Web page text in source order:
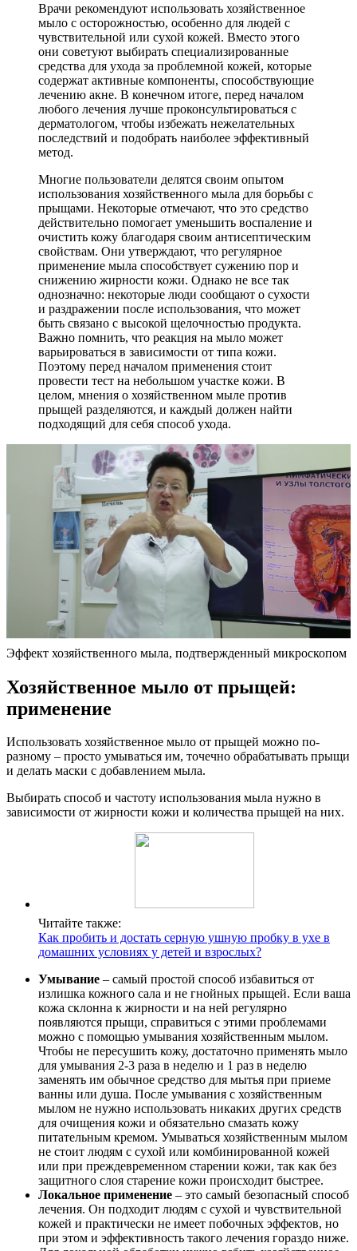
Врачи рекомендуют использовать хозяйственное
мыло с осторожностью, особенно для людей с
чувствительной или сухой кожей. Вместо этого
они советуют выбирать специализированные
средства для ухода за проблемной кожей, которые
содержат активные компоненты, способствующие
лечению акне. В конечном итоге, перед началом
любого лечения лучше проконсультироваться с
дерматологом, чтобы избежать нежелательных
последствий и подобрать наиболее эффективный
метод.
Многие пользователи делятся своим опытом
использования хозяйственного мыла для борьбы с
прыщами. Некоторые отмечают, что это средство
действительно помогает уменьшить воспаление и
очистить кожу благодаря своим антисептическим
свойствам. Они утверждают, что регулярное
применение мыла способствует сужению пор и
снижению жирности кожи. Однако не все так
однозначно: некоторые люди сообщают о сухости
и раздражении после использования, что может
быть связано с высокой щелочностью продукта.
Важно помнить, что реакция на мыло может
варьироваться в зависимости от типа кожи.
Поэтому перед началом применения стоит
провести тест на небольшом участке кожи. В
целом, мнения о хозяйственном мыле против
прыщей разделяются, и каждый должен найти
подходящий для себя способ ухода.
Эффект хозяйственного мыла, подтвержденный микроскопом
Хозяйственное мыло от прыщей:
применение
Использовать хозяйственное мыло от прыщей можно по-
разному – просто умываться им, точечно обрабатывать прыщи
и делать маски с добавлением мыла.
Выбирать способ и частоту использования мыла нужно в
зависимости от жирности кожи и количества прыщей на них.
Читайте также:
Как пробить и достать серную ушную пробку в ухе в
домашних условиях у детей и взрослых?
Умывание – самый простой способ избавиться от
излишка кожного сала и не гнойных прыщей. Если ваша
кожа склонна к жирности и на ней регулярно
появляются прыщи, справиться с этими проблемами
можно с помощью умывания хозяйственным мылом.
Чтобы не пересушить кожу, достаточно применять мыло
для умывания 2-3 раза в неделю и 1 раз в неделю
заменять им обычное средство для мытья при приеме
ванны или душа. После умывания с хозяйственным
мылом не нужно использовать никаких других средств
для очищения кожи и обязательно смазать кожу
питательным кремом. Умываться хозяйственным мылом
не стоит людям с сухой или комбинированной кожей
или при преждевременном старении кожи, так как без
защитного слоя старение кожи происходит быстрее.
Локальное применение – это самый безопасный способ
лечения. Он подходит людям с сухой и чувствительной
кожей и практически не имеет побочных эффектов, но
при этом и эффективность такого лечения гораздо ниже.